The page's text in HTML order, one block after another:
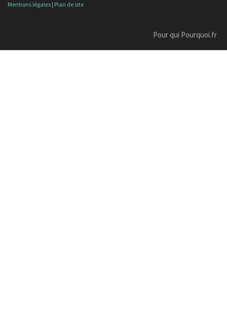
Mentions légales | Plan de site
Pour qui Pourquoi.fr